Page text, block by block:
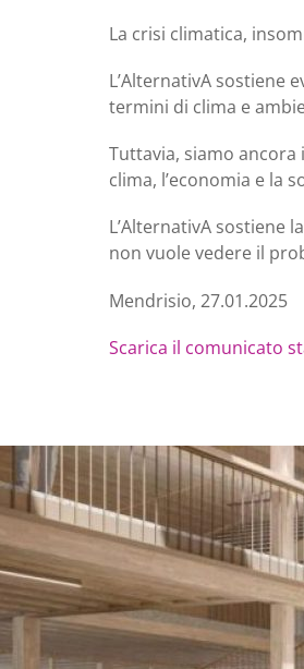
La crisi climatica,
L’AlternativA sostiene
termini di clima e
Tuttavia, siamo
clima, l’economia e la
L’AlternativA sostiene
non vuole vedere il
Mendrisio, 27.01.2025
Scarica il comunicato